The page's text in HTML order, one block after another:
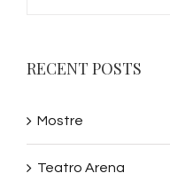
RECENT POSTS
Mostre
Teatro Arena